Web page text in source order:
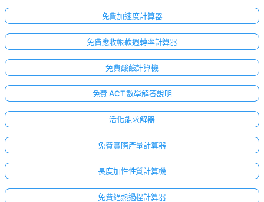
免費加速度計算器
免費應收帳款週轉率計算器
免費酸鹼計算機
免費 ACT 數學解答說明
活化能求解器
免費實際產量計算器
長度加性性質計算機
免費絕熱過程計算器